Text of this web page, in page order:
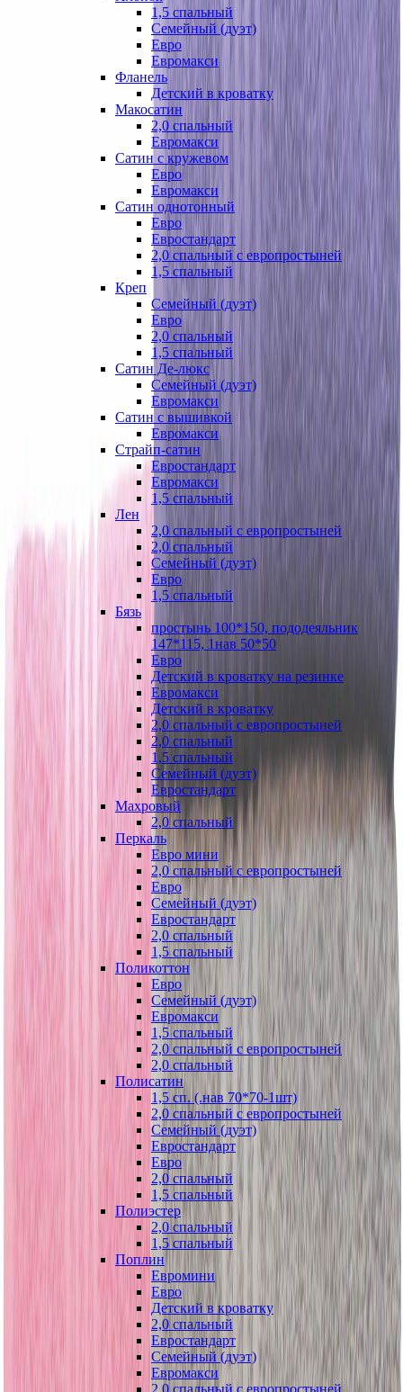
1,5 спальный
Семейный (дуэт)
Евро
Евромакси
Фланель
Детский в кроватку
Макосатин
2,0 спальный
Евромакси
Сатин с кружевом
Евро
Евромакси
Сатин однотонный
Евро
Евростандарт
2,0 спальный с европростыней
1,5 спальный
Креп
Семейный (дуэт)
Евро
2,0 спальный
1,5 спальный
Сатин Де-люкс
Семейный (дуэт)
Евромакси
Сатин с вышивкой
Евромакси
Страйп-сатин
Евростандарт
Евромакси
1,5 спальный
Лен
2,0 спальный с европростыней
2,0 спальный
Семейный (дуэт)
Евро
1,5 спальный
Бязь
простынь 100*150, пододеяльник
147*115, 1нав 50*50
Евро
Детский в кроватку на резинке
Евромакси
Детский в кроватку
2,0 спальный с европростыней
2,0 спальный
1,5 спальный
Семейный (дуэт)
Евростандарт
Махровый
2,0 спальный
Перкаль
Евро мини
2,0 спальный с европростыней
Евро
Семейный (дуэт)
Евростандарт
2,0 спальный
1,5 спальный
Поликоттон
Евро
Семейный (дуэт)
Евромакси
1,5 спальный
2,0 спальный с европростыней
2,0 спальный
Полисатин
1,5 сп. (.нав 70*70-1шт)
2,0 спальный с европростыней
Семейный (дуэт)
Евростандарт
Евро
2,0 спальный
1,5 спальный
Полиэстер
2,0 спальный
1,5 спальный
Поплин
Евромини
Евро
Детский в кроватку
2,0 спальный
Евростандарт
Семейный (дуэт)
Евромакси